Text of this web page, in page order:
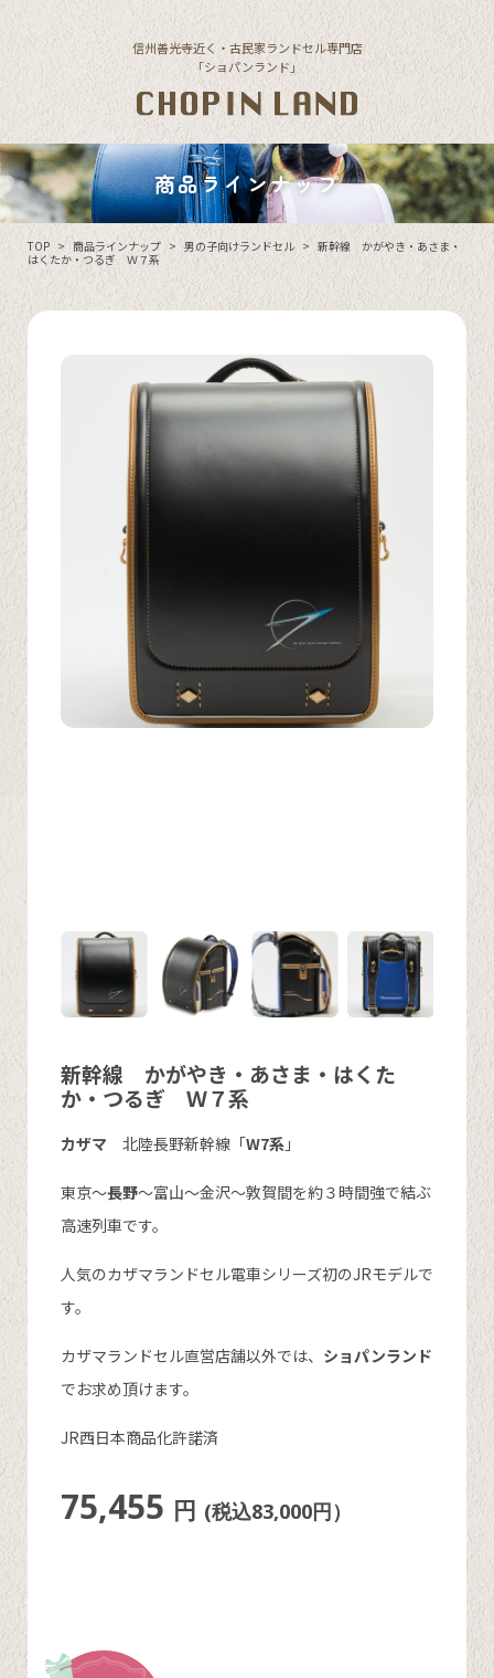
Skip to content
信州善光寺近く・古民家ランドセル専門店
「ショパンランド」
商品ラインナップ
TOP > 商品ラインナップ > 男の子向けランドセル > 新幹線 かがやき・あさま・
はくたか・つるぎ Ｗ７系
新幹線 かがやき・あさま・はくた
か・つるぎ Ｗ７系
カザマ 北陸長野新幹線「W7系 」
東京～長野～富山～金沢～敦賀間を約３時間強で結ぶ
高速列車です。
人気のカザマランドセル電車シリーズ初のJRモデルで
す。
カザマランドセル直営店舗以外では、 ショパンランド
でお求め頂けます。
JR西日本商品化許諾済
75,455 円 (税込83,000円）